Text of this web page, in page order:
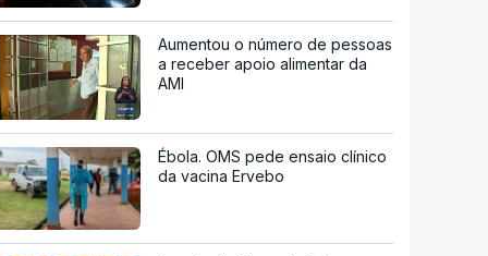
Aumentou o número de pessoas
a receber apoio alimentar da
AMI
Ébola. OMS pede ensaio clínico
da vacina Ervebo